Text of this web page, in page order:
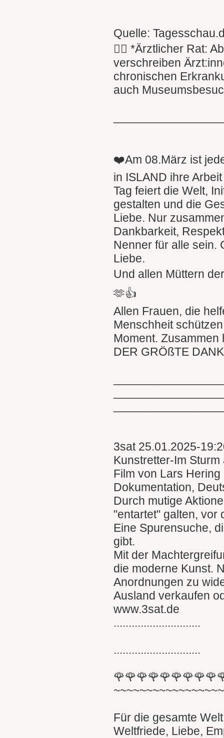
Quelle:
👩‍⚕️ *Ärztlicher Rat:
verschreiben
chronischen
auch
❤️Am 08.März ist
in ISLAND ihre
Tag feiert die Welt,
gestalten und die
Liebe. Nur
Dankbarkeit,
Nenner für alle sein.
Liebe.
Und allen Müttern
🫶👍
Allen Frauen, die
Menschheit
Moment. Zusammen
DER GRÖßTE
3sat 25.01.2025-
Kunstretter-Im
Film von Lars Hering
Dokumentation,
Durch mutige
"entartet" galten, vor
Eine Spurensuche,
gibt.
Mit der
die moderne Kunst.
Anordnungen zu
Ausland verkaufen
www.3sat.de
.............................
.............................
Für die gesamte
Weltfriede, Liebe,